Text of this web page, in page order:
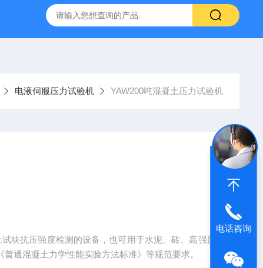
碳硫高速分析仪 CMT4504盛林5吨万能拉力试验机
电液伺服压力试验机 YAW200吨混凝土压力试验机
块抗压强度检测的设备，也可用于水泥、砖、高强度
通混凝土力学性能实验方法标准》等规范要求。
电话咨询